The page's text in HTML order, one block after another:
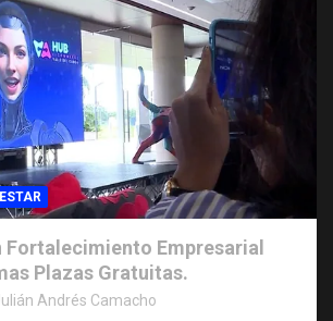
Fortalecimiento Empresarial
Plazas Gratuitas.
Andrés Camacho